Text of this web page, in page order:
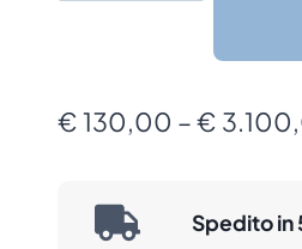
con
quantità
€ 130,00 –€
Spedito in